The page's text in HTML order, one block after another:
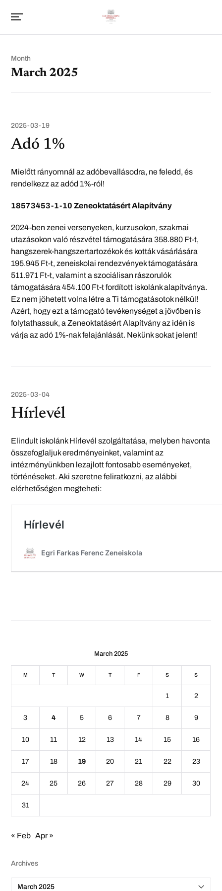
Month
March 2025
2025-03-19
Adó 1%
Mielőtt rányomnál az adóbevallásodra, ne feledd, és
rendelkezz az adód 1%-ról!
18573453-1-10 Zeneoktatásért Alapítvány
2024-ben zenei versenyeken, kurzusokon, szakmai
utazásokon való részvétel támogatására 358.880 Ft-t,
hangszerek-hangszertartozékok és kották vásárlására
195.945 Ft-t, zeneiskolai rendezvények támogatására
511.971 Ft-t, valamint a szociálisan rászorulók
támogatására 454.100 Ft-t fordított iskolánk alapítványa.
Ez nem jöhetett volna létre a Ti támogatásotok nélkül!
Azért, hogy ezt a támogató tevékenységet a jövőben is
folytathassuk, a Zeneoktatásért Alapítvány az idén is
várja az adó 1%-nak felajánlását. Nekünk sokat jelent!
2025-03-04
Hírlevél
Elindult iskolánk Hírlevél szolgáltatása, melyben havonta
összefoglaljuk eredményeinket, valamint az
intézményünkben lezajlott fontosabb eseményeket,
történéseket. Aki szeretne feliratkozni, az alábbi
elérhetőségen megteheti:
March 2025
M T W T F S S
1 2
3 4 5 6 7 8 9
10 11 12 13 14 15 16
17 18 19 20 21 22 23
24 25 26 27 28 29 30
31
« Feb Apr »
Archives
A